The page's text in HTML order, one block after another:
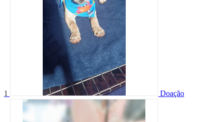
1 Doação